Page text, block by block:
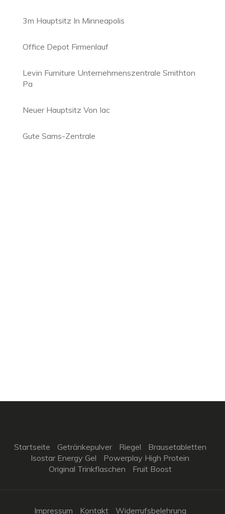
3m Hauptsitz In Minneapolis
Office Depot Firmenlauf
Levin Furniture Unternehmenszentrale Smithton
Pa
Neuer Hauptsitz Von Iac
Gute Sams-Zentrale
Startseite Getränkepulver Riegel
Brausetabletten
Isostar Energy Gel
Powerplay High Protein
Original Trinkflaschen
Fruit Boost
Impressum Kontakt Widerrufsbelehrung